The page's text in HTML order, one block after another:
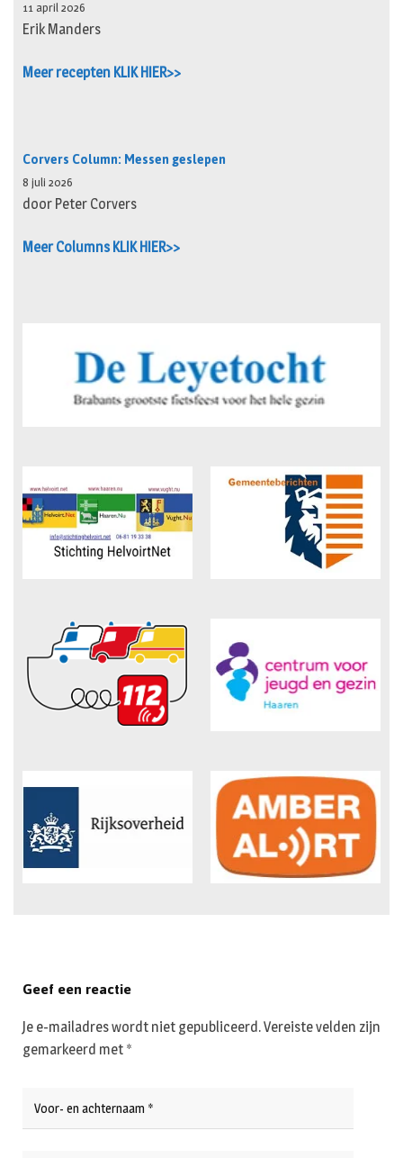
11 april 2026
Erik Manders
Meer recepten KLIK HIER>>
Corvers Column: Messen geslepen
8 juli 2026
door Peter Corvers
Meer Columns KLIK HIER>>
Geef een reactie
Je e-mailadres wordt niet gepubliceerd.Vereiste velden zijn
gemarkeerd met *